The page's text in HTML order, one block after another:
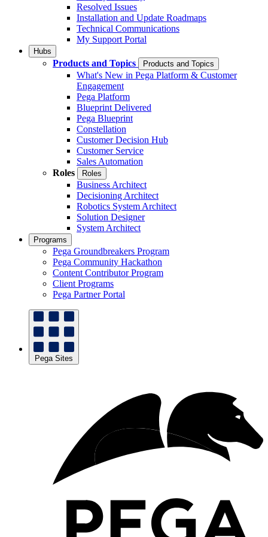
Resolved Issues
Installation and Update Roadmaps
Technical Communications
My Support Portal
Hubs
Products and Topics Products and Topics
What's New in Pega Platform & Customer
Engagement
Pega Platform
Blueprint Delivered
Pega Blueprint
Constellation
Customer Decision Hub
Customer Service
Sales Automation
Roles
Roles
Business Architect
Decisioning Architect
Robotics System Architect
Solution Designer
System Architect
Programs
Pega Groundbreakers Program
Pega Community Hackathon
Content Contributor Program
Client Programs
Pega Partner Portal
Pega Sites